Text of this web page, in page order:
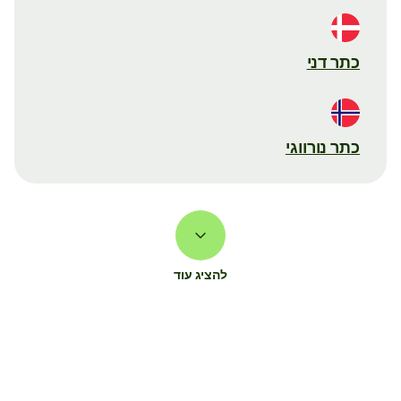
כתר דני
כתר נורווגי
להציג עוד